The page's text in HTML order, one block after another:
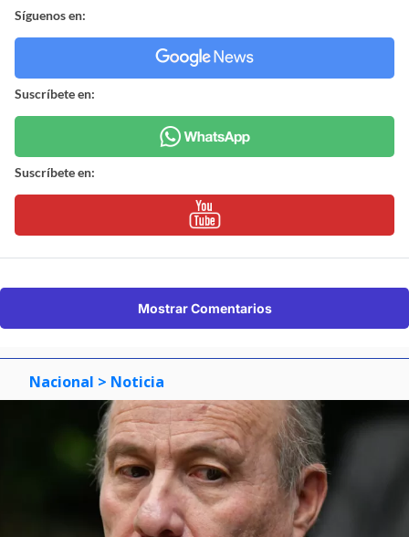
Síguenos en:
Suscríbete en:
Suscríbete en:
Mostrar Comentarios
Nacional > Noticia